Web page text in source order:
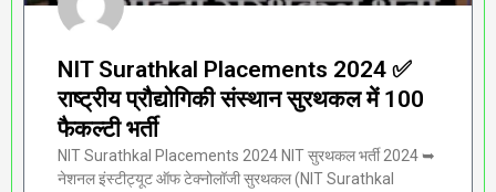
NIT Surathkal Placements 2024 ✅
राष्ट्रीय प्रौद्योगिकी संस्थान सुरथकल में 100
फैकल्टी भर्ती
NIT Surathkal Placements 2024 NIT सुरथकल भर्ती 2024 ➥
नेशनल इंस्टीट्यूट ऑफ टेक्नोलॉजी सुरथकल (NIT Surathkal